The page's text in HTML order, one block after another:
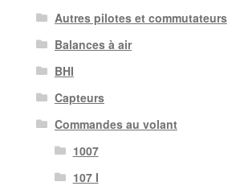
Autres pilotes et commutateurs
Balances à air
BHI
Capteurs
Commandes au volant
1007
107 I